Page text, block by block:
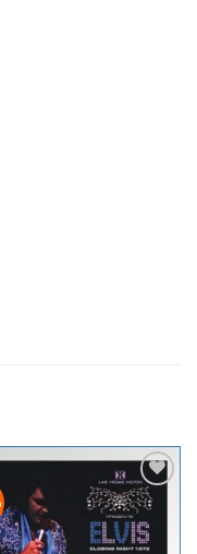
Zur
Wunschliste
hinzufügen